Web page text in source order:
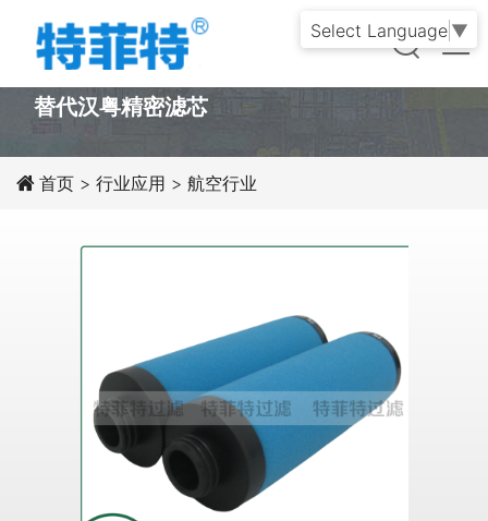
PRODUCT
替代汉粤精密滤芯
首页 > 行业应用 > 航空行业
Select Language ▼